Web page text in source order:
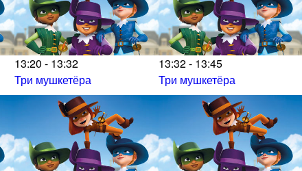
13:20 - 13:32
Три мушкетёра
13:32 - 13:45
Три мушкетёра